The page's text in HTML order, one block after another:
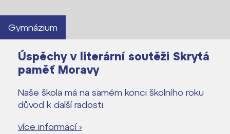
Gymnázium
Úspěchy v literární soutěži Skrytá
paměť Moravy
Naše škola má na samém konci školního roku
důvod k další radosti.
více informací ›